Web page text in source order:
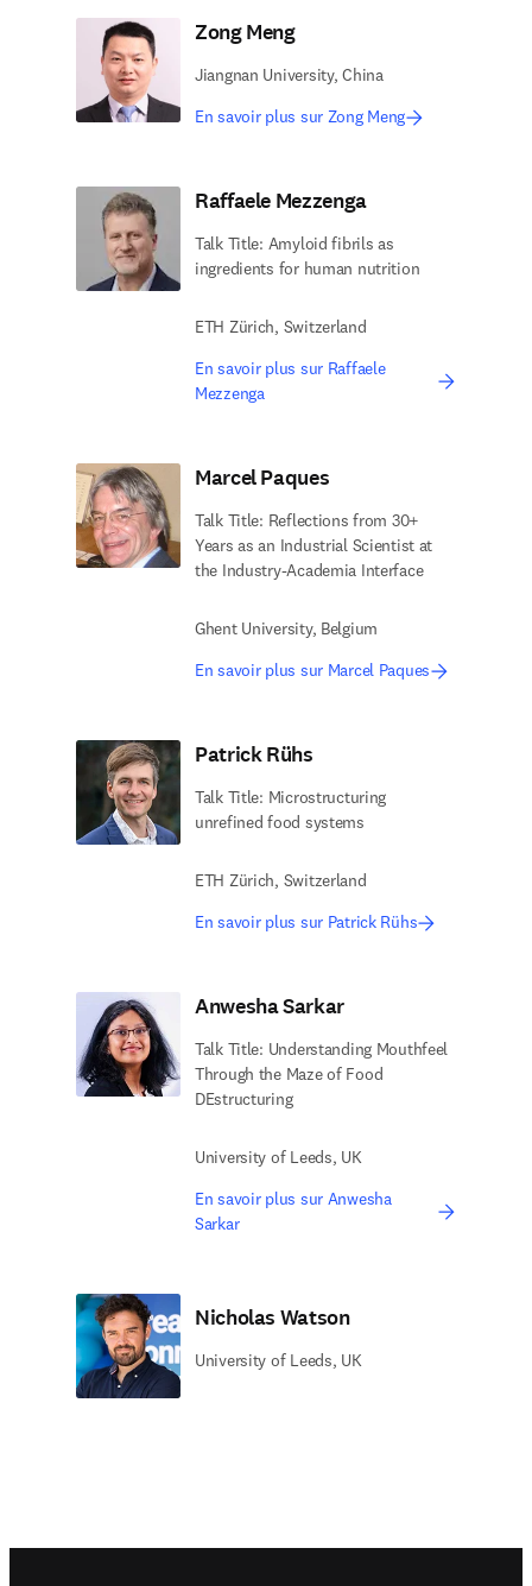
Zong Meng
Jiangnan University, China
En savoir plus sur Zong Meng
Raffaele Mezzenga
Talk Title: Amyloid fibrils as
ingredients for human nutrition
ETH Zürich, Switzerland
En savoir plus sur Raffaele
Mezzenga
Marcel Paques
Talk Title: Reflections from 30+
Years as an Industrial Scientist at
the Industry-Academia Interface
Ghent University, Belgium
En savoir plus sur Marcel Paques
Patrick Rühs
Talk Title: Microstructuring
unrefined food systems
ETH Zürich, Switzerland
En savoir plus sur Patrick Rühs
Anwesha Sarkar
Talk Title: Understanding Mouthfeel
Through the Maze of Food
DEstructuring
University of Leeds, UK
En savoir plus sur Anwesha
Sarkar
Nicholas Watson
University of Leeds, UK